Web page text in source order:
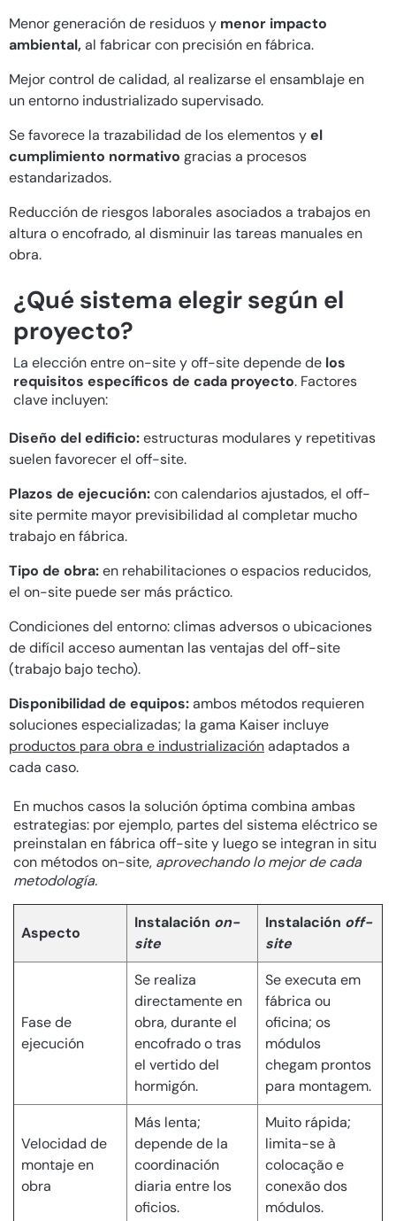
Menor generación de residuos y menor impacto
ambiental,al fabricar con precisión en fábrica.
Mejor control de calidad, al realizarse el ensamblaje en
un entorno industrializado supervisado.
Se favorece la trazabilidad de los elementos yel
cumplimiento normativo gracias a procesos
estandarizados.
Reducción de riesgos laborales asociados a trabajos en
altura o encofrado, al disminuir las tareas manuales en
obra.
¿Qué sistema elegir según el
proyecto?
La elección entre on-site y off-site depende de los
requisitos específicos de cada proyecto. Factores
clave incluyen:
Diseño del edificio:estructuras modulares y repetitivas
suelen favorecer el off-site.
Plazos de ejecución:con calendarios ajustados, el off-
site permite mayor previsibilidad al completar mucho
trabajo en fábrica.
Tipo de obra:en rehabilitaciones o espacios reducidos,
el on-site puede ser más práctico.
Condiciones del entorno: climas adversos o ubicaciones
de difícil acceso aumentan las ventajas del off-site
(trabajo bajo techo).
Disponibilidad de equipos:ambos métodos requieren
soluciones especializadas; la gama Kaiser incluye
productos para obra e industrializaciónadaptados a
cada caso.
En muchos casos la solución óptima combina ambas
estrategias: por ejemplo, partes del sistema eléctrico se
preinstalan en fábrica off-site y luego se integran in situ
con métodos on-site, aprovechando lo mejor de cada
metodología.
Aspecto
Instalación on-
site
Instalación off-
site
Fase de
ejecución
Se realiza
directamente en
obra, durante el
encofrado o tras
el vertido del
hormigón.
Se executa em
fábrica ou
oficina; os
módulos
chegam prontos
para montagem.
Velocidad de
montaje en
obra
Más lenta;
depende de la
coordinación
diaria entre los
oficios.
Muito rápida;
limita-se à
colocação e
conexão dos
módulos.